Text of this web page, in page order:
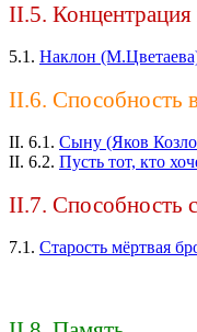
II.5.
5.1. Наклон
II.6. Способность
II. 6.1. Сыну (Яков
II. 6.2. Пусть тот, кто
II.7. Способность
7.1. Старость мёртвая